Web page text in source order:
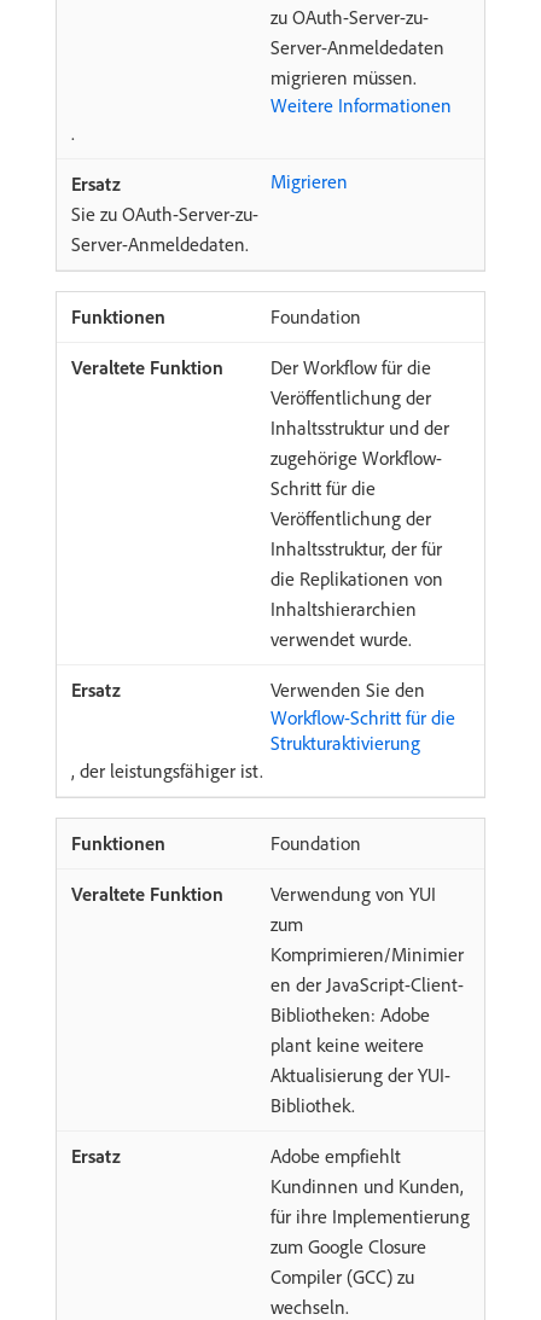
zu OAuth-Server-zu-
Server-Anmeldedaten
migrieren müssen.
Weitere Informationen
.
Migrieren
Sie zu OAuth-Server-zu-
Server-Anmeldedaten.
Foundation
Der Workflow für die
Veröffentlichung der
Inhaltsstruktur und der
zugehörige Workflow-
Schritt für die
Veröffentlichung der
Inhaltsstruktur, der für
die Replikationen von
Inhaltshierarchien
verwendet wurde.
Verwenden Sie den
Workflow-Schritt für die
Strukturaktivierung
, der leistungsfähiger ist.
Foundation
Verwendung von YUI
zum
Komprimieren/Minimier
en der JavaScript-Client-
Bibliotheken: Adobe
plant keine weitere
Aktualisierung der YUI-
Bibliothek.
Adobe empfiehlt
Kundinnen und Kunden,
für ihre Implementierung
zum Google Closure
Compiler (GCC) zu
wechseln.